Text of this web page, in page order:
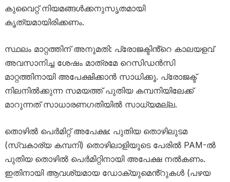
കുവൈറ്റ് നിയമങ്ങൾക്കനുസൃതമായി
കൃത്യമായിരിക്കണം.
സ്ഥലം മാറ്റത്തിന് അനുമതി: പ്രോജക്ടിൻ്റെ കാലയളവ്
അവസാനിച്ച ശേഷം മാത്രമേ റെസിഡൻസി
മാറ്റത്തിനായി അപേക്ഷിക്കാൻ സാധിക്കൂ. പ്രോജക്ട്
നിലനിൽക്കുന്ന സമയത്ത് പുതിയ കമ്പനിയിലേക്ക്
മാറുന്നത് സാധാരണഗതിയിൽ സാധ്യമല്ല.
തൊഴിൽ പെർമിറ്റ് അപേക്ഷ: പുതിയ തൊഴിലുടമ
(സ്വകാര്യ കമ്പനി) തൊഴിലാളിയുടെ പേരിൽ PAM-ൽ
പുതിയ തൊഴിൽ പെർമിറ്റിനായി അപേക്ഷ നൽകണം.
ഇതിനായി ആവശ്യമായ ഡോക്യുമെൻ്റുകൾ (പഴയ